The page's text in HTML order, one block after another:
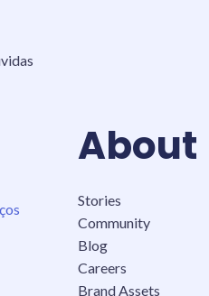
About
Stories
Community
Blog
Careers
Brand Assets